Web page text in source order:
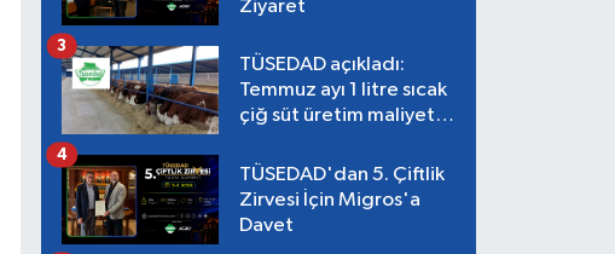
Ziyaret
TÜSEDAD açıkladı:
Temmuz ayı 1 litre sıcak
çiğ süt üretim maliyeti
3
TÜSEDAD'dan 5. Çiftlik
Zirvesi İçin Migros'a
Davet
4